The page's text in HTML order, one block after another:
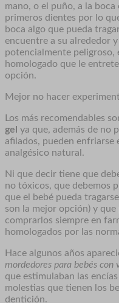
mano, o el puño, a la
primeros dientes por lo
boca algo que pueda
encuentre a su alrededor
potencialmente peligroso,
homologado que le
opción.
Mejor no hacer
Los más recomendables
gel ya que, además de no
afilados, pueden enfriarse
analgésico natural.
Ni que decir tiene que
no tóxicos, que debemos
que el bebé pueda
son la mejor opción) y que
comprarlos siempre en
homologados por las
Hace algunos años
mordedores para bebés con
que estimulaban las
molestias que tienen los
dentición.